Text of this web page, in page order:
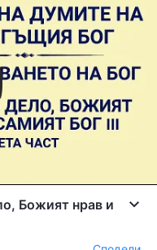
Божият нрав и